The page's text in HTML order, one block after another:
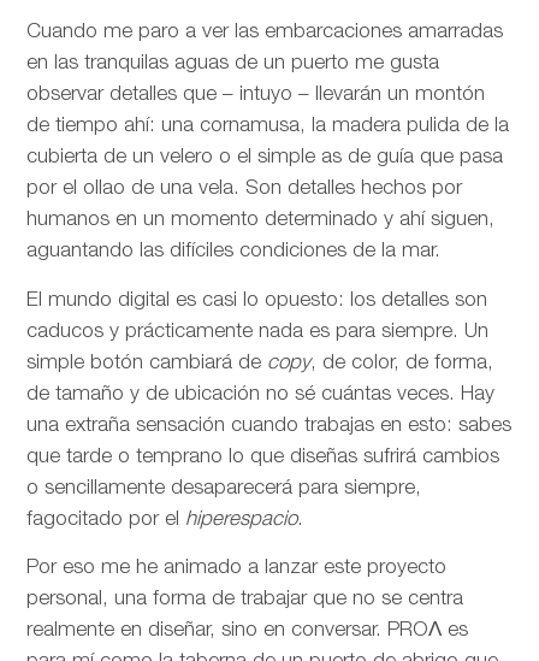
Cuando me paro a ver las embarcaciones amarradas
en las tranquilas aguas de un puerto me gusta
observar detalles que – intuyo – llevarán un montón
de tiempo ahí: una cornamusa, la madera pulida de la
cubierta de un velero o el simple as de guía que pasa
por el ollao de una vela. Son detalles hechos por
humanos en un momento determinado y ahí siguen,
aguantando las difíciles condiciones de la mar.
El mundo digital es casi lo opuesto: los detalles son
caducos y prácticamente nada es para siempre. Un
simple botón cambiará de copy, de color, de forma,
de tamaño y de ubicación no sé cuántas veces. Hay
una extraña sensación cuando trabajas en esto: sabes
que tarde o temprano lo que diseñas sufrirá cambios
o sencillamente desaparecerá para siempre,
fagocitado por el hiperespacio.
Por eso me he animado a lanzar este proyecto
personal, una forma de trabajar que no se centra
realmente en diseñar, sino en conversar. PROΛ es